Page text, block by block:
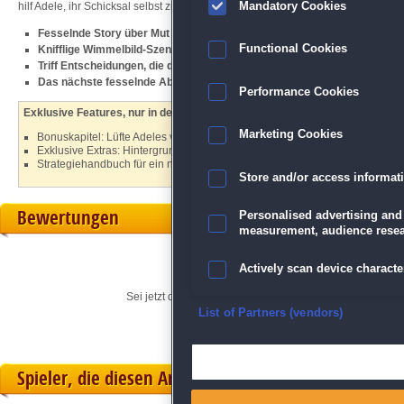
hilf Adele, ihr Schicksal selbst zu bestimmen!
Fesselnde Story über Mut und Wissenschaft
Knifflige Wimmelbild-Szenen und Minispiele
Triff Entscheidungen, die die Geschichte beeinflussen
Das nächste fesselnde Abenteuer der
Exklusive Features, nur in der Sammleredition:
Bonuskapitel: Lüfte Adeles verborgenes Geheimnis
Exklusive Extras: Hintergrundbilder, Musik und mehr
Strategiehandbuch für ein noch besseres Spielerlebnis
Bewertungen
Sei jetzt der Erste, der seine persönliche Meinung für
Spieler, die diesen Artikel gekauft haben, spielten
Mandatory Cookies
Functional Cookies
Performance Cookies
Marketing Cookies
Store and/or access
Personalised advertising
measurement, audience
Actively scan device
Ensure security, prevent
List of Partners (vendors)